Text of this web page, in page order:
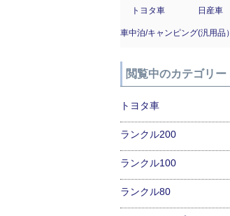
トヨタ車 日産車
車中泊/キャンピング(汎用品）
閲覧中のカテゴリー
トヨタ車
ランクル200
ランクル100
ランクル80